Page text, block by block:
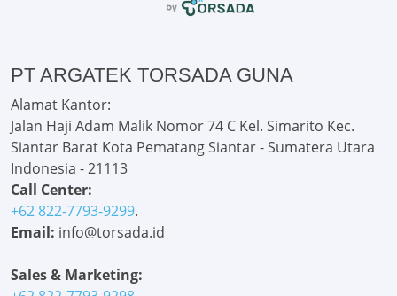
PT ARGATEK TORSADA GUNA
Alamat Kantor:
Jalan Haji Adam Malik Nomor 74 C Kel. Simarito Kec.
Siantar Barat Kota Pematang Siantar - Sumatera Utara
Indonesia - 21113
Call Center:
+62 822-7793-9299.
Email: info@torsada.id
Sales & Marketing: